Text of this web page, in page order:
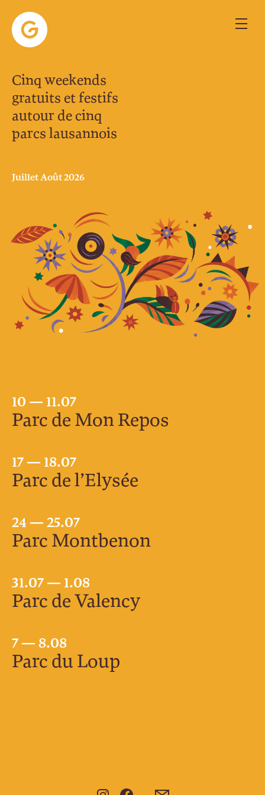
Cinq weekends
gratuits et festifs
autour de cinq
parcs lausannois
Juillet Août 2026
10 — 11.07
Parc de Mon Repos
17 — 18.07
Parc de l’Elysée
24 — 25.07
Parc Montbenon
31.07 — 1.08
Parc de Valency
7 — 8.08
Parc du Loup